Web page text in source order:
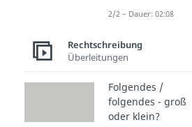
2/2 – Dauer: 02:08
Rechtschreibung
Überleitungen
Folgendes /
folgendes - groß
oder klein?